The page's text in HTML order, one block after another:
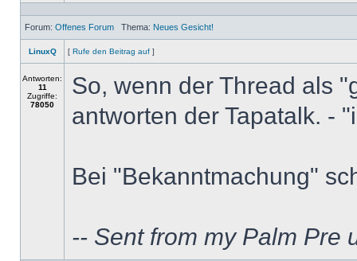
Forum: Offenes Forum Thema: Neues Gesicht!
LinuxQ [ Rufe den Beitrag auf ]
Antworten:
11
Zugriffe:
78050
So, wenn der Thread als
antworten der Tapatalk. -
Bei "Bekanntmachung"
-- Sent from my Palm Pre